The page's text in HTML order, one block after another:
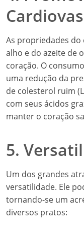
As propriedades
alho e do azeite de
coração. O
uma redução da
de colesterol ruim
com seus ácidos
manter o coração
5.
Um dos grandes
versatilidade. Ele
tornando-se um
diversos pratos: